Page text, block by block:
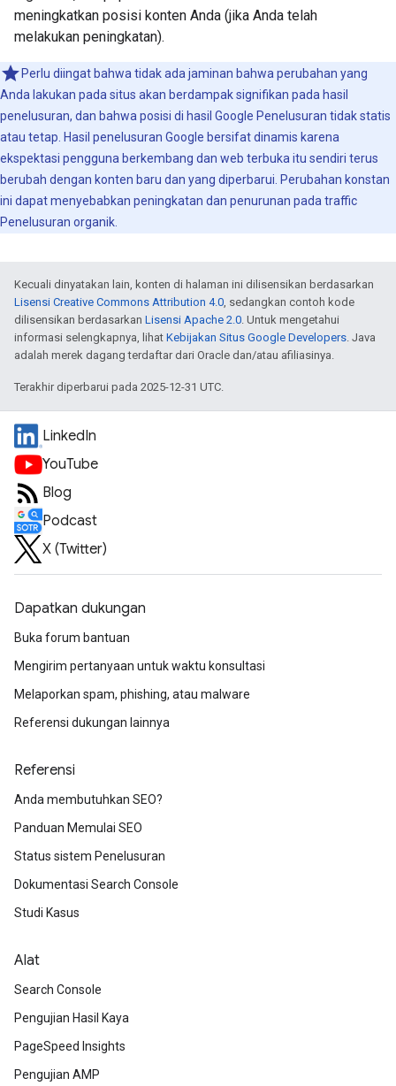
meningkatkan posisi konten Anda (jika Anda telah
melakukan peningkatan).
Perlu diingat bahwa tidak ada jaminan bahwa perubahan yang
Anda lakukan pada situs akan berdampak signifikan pada hasil
penelusuran, dan bahwa posisi di hasil Google Penelusuran tidak statis
atau tetap. Hasil penelusuran Google bersifat dinamis karena
ekspektasi pengguna berkembang dan web terbuka itu sendiri terus
berubah dengan konten baru dan yang diperbarui. Perubahan konstan
ini dapat menyebabkan peningkatan dan penurunan pada traffic
Penelusuran organik.
Kecuali dinyatakan lain, konten di halaman ini dilisensikan berdasarkan
Lisensi Creative Commons Attribution 4.0, sedangkan contoh kode
dilisensikan berdasarkan Lisensi Apache 2.0. Untuk mengetahui
informasi selengkapnya, lihat Kebijakan Situs Google Developers. Java
adalah merek dagang terdaftar dari Oracle dan/atau afiliasinya.
Terakhir diperbarui pada 2025-12-31 UTC.
LinkedIn
YouTube
Blog
Podcast
X (Twitter)
Dapatkan dukungan
Buka forum bantuan
Mengirim pertanyaan untuk waktu konsultasi
Melaporkan spam, phishing, atau malware
Referensi dukungan lainnya
Referensi
Anda membutuhkan SEO?
Panduan Memulai SEO
Status sistem Penelusuran
Dokumentasi Search Console
Studi Kasus
Alat
Search Console
Pengujian Hasil Kaya
PageSpeed Insights
Pengujian AMP